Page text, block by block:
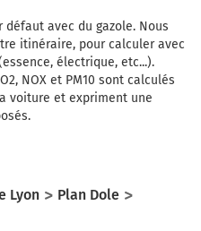
avec du gazole. Nous
itinéraire, pour calculer avec
électrique, etc...).
NOX et PM10 sont calculés
voiture et expriment une
Lyon
Plan Dole